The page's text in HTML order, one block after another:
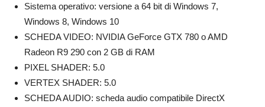
Sistema operativo: versione a 64 bit di Windows 7,
Windows 8, Windows 10
SCHEDA VIDEO: NVIDIA GeForce GTX 780 o AMD
Radeon R9 290 con 2 GB di RAM
PIXEL SHADER: 5.0
VERTEX SHADER: 5.0
SCHEDA AUDIO: scheda audio compatibile DirectX